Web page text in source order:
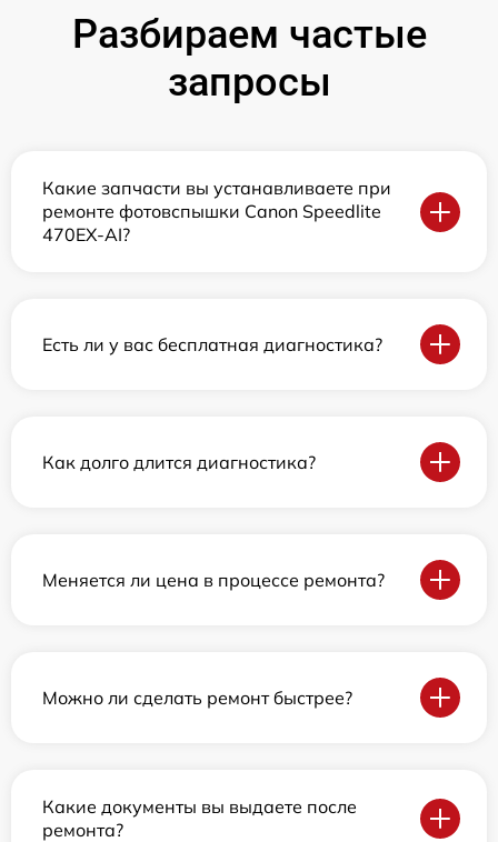
Разбираем частые
запросы
Какие запчасти вы устанавливаете при
ремонте фотовспышки Canon Speedlite
470EX-AI?
Есть ли у вас бесплатная диагностика?
Как долго длится диагностика?
Меняется ли цена в процессе ремонта?
Можно ли сделать ремонт быстрее?
Какие документы вы выдаете после
ремонта?